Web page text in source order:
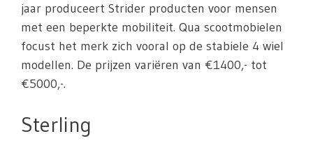
jaar produceert Strider producten voor mensen
met een beperkte mobiliteit. Qua scootmobielen
focust het merk zich vooral op de stabiele 4 wiel
modellen. De prijzen variëren van €1400,- tot
€5000,-.
Sterling